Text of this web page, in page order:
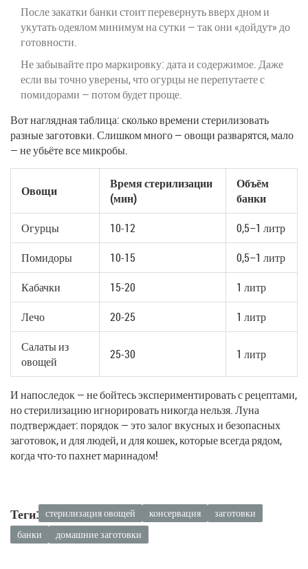
После закатки банки стоит перевернуть вверх дном и
укутать одеялом минимум на сутки — так они «дойдут» до
готовности.
Не забывайте про маркировку: дата и содержимое. Даже
если вы точно уверены, что огурцы не перепутаете с
помидорами — потом будет проще.
Вот наглядная таблица: сколько времени стерилизовать
разные заготовки. Слишком много — овощи разварятся, мало
— не убьёте все микробы.
Овощи
Время стерилизации
(мин)
Объём
банки
Огурцы
10-12
0,5–1 литр
Помидоры
10-15
0,5–1 литр
Кабачки
15-20
1 литр
Лечо
20-25
1 литр
Салаты из
овощей
25-30 1 литр
И напоследок — не бойтесь экспериментировать с рецептами,
но стерилизацию игнорировать никогда нельзя. Луна
подтверждает: порядок — это залог вкусных и безопасных
заготовок, и для людей, и для кошек, которые всегда рядом,
когда что-то пахнет маринадом!
Теги: стерилизация овощей консервация
заготовки
банки
домашние заготовки